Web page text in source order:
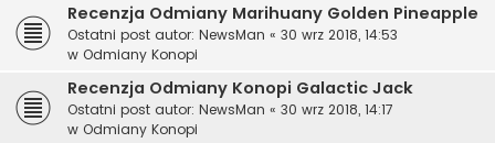
Recenzja Odmiany Marihuany Golden Pineapple
Ostatni post autor: NewsMan « 30 wrz 2018, 14:53
w Odmiany Konopi
Recenzja Odmiany Konopi Galactic Jack
Ostatni post autor: NewsMan « 30 wrz 2018, 14:17
w Odmiany Konopi